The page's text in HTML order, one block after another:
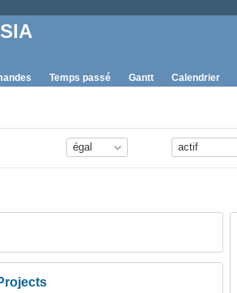
Temps passé Gantt Calendrier